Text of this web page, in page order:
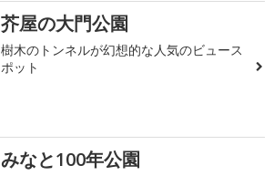
芥屋の大門公園
樹木のトンネルが幻想的な人気のビュース
ポット
みなと100年公園